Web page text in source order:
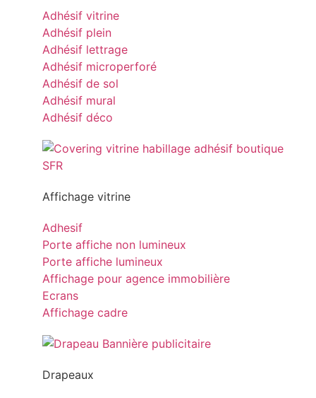
Adhésif vitrine
Adhésif plein
Adhésif lettrage
Adhésif microperforé
Adhésif de sol
Adhésif mural
Adhésif déco
Affichage vitrine
Adhesif
Porte affiche non lumineux
Porte affiche lumineux
Affichage pour agence immobilière
Ecrans
Affichage cadre
Drapeaux